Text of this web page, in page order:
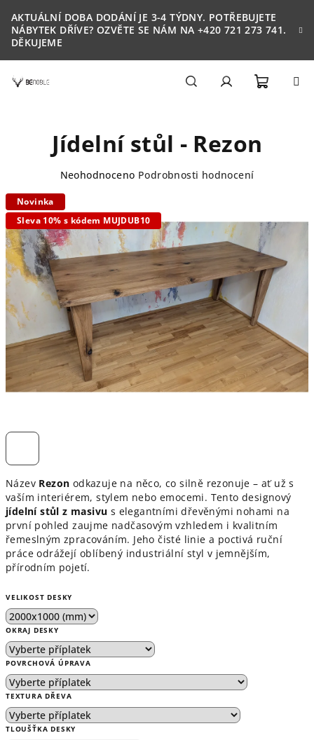
na
obsah
AKTUÁLNÍ DOBA DODÁNÍ JE 3-4 TÝDNY. POTŘEBUJETE
NÁBYTEK DŘÍVE? OZVĚTE SE NÁM NA +420 721 273 741.
DĚKUJEME
košík
Název Rezon odkazuje na něco, co silně rezonuje – ať už s
vaším interiérem, stylem nebo emocemi. Tento designový
jídelní stůl z masivu s elegantními dřevěnými nohami na
první pohled zaujme nadčasovým vzhledem i kvalitním
řemeslným zpracováním. Jeho čisté linie a poctivá ruční
práce odrážejí oblíbený industriální styl v jemnějším,
přírodním pojetí.
VELIKOST DESKY
OKRAJ DESKY
POVRCHOVÁ ÚPRAVA
TEXTURA DŘEVA
TLOUŠŤKA DESKY
Jídelní stůl - Rezon
Průměrné
je
0,0
z
5
hvězdiček.
Neohodnoceno Podrobnosti hodnocení
Novinka
Sleva 10% s kódem MUJDUB10